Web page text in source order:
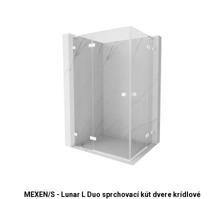
MEXEN/S - Lunar L Duo sprchovací kút dvere krídlové